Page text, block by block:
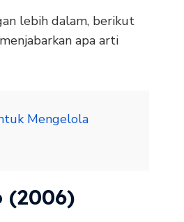
lebih dalam, berikut
apa arti
Mengelola
(2006)